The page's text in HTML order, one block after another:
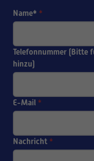
Name* *
Telefonnummer (Bitte
hinzu)
E-Mail *
Nachricht *